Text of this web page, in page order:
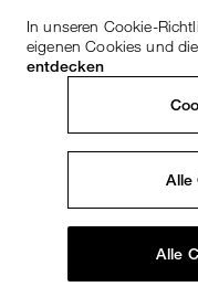
In unseren Cookie-
eigenen Cookies und
entdecken
Alle
Alle